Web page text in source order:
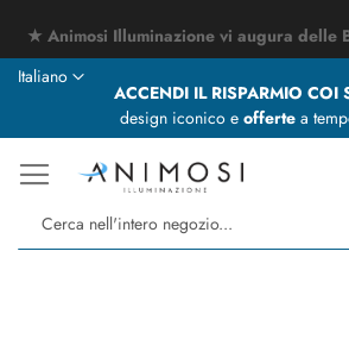
★ Animosi Illuminazione vi augura delle
ACCENDI IL RISPARMIO COI
design iconico e offertea
Lingua
Italiano